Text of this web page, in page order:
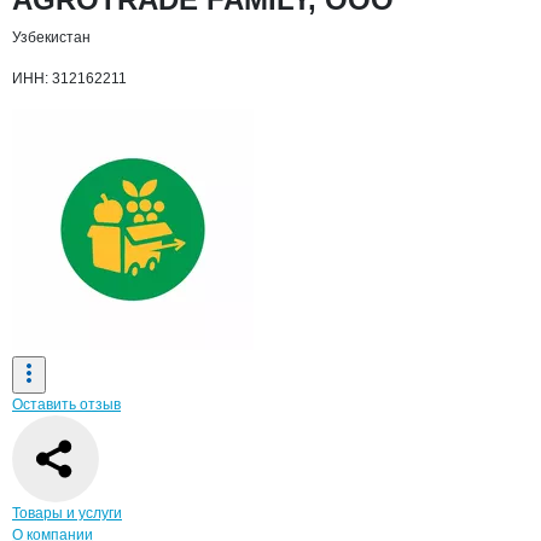
Узбекистан
ИНН: 312162211
Оставить отзыв
Навигация по странице
Товары и услуги
О компании